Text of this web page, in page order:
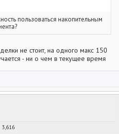
пользоваться накопительным
не стоит, на одного макс 150
- ни о чем в текущее время
3,616